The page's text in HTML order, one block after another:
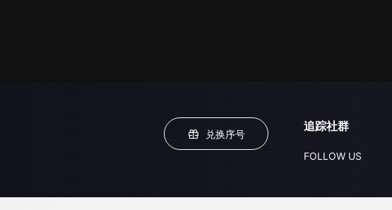
兑换序号
追踪社群
FOLLOW US